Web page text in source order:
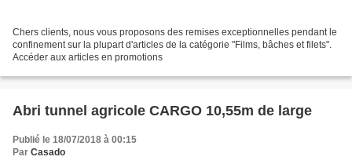
Chers clients, nous vous proposons des remises exceptionnelles pendant le
confinement sur la plupart d'articles de la catégorie "Films, bâches et filets".
Accéder aux articles en promotions
Abri tunnel agricole CARGO 10,55m de large
Publié le 18/07/2018 à 00:15
Par Casado